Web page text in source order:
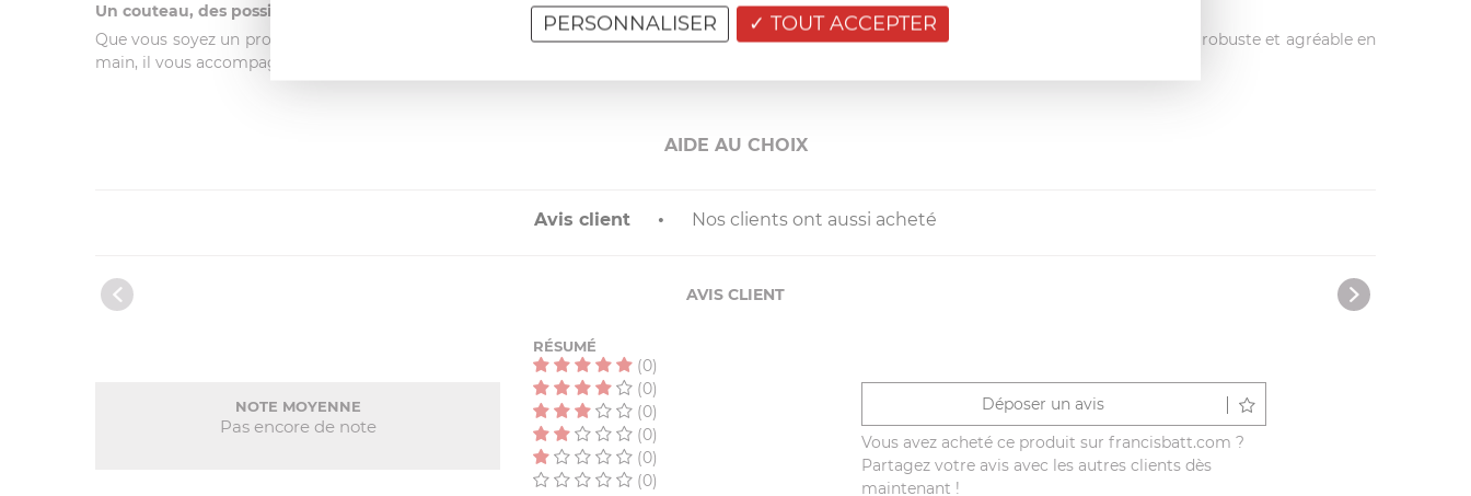
Un couteau, des possibilités infinies
Que vous soyez un professionnel aguerri ou un amateur éclairé, ce couteau deviendra rapidement votre compagnon de chaque instant. Précis, robuste et agréable en
main, il vous accompagnera dans toutes vos préparations, du quotidien aux grandes occasions.
AIDE AU CHOIX
Avis client Nos clients ont aussi acheté
AVIS CLIENT
NOTE MOYENNE
Pas encore de note
RÉSUMÉ
(0)
(0)
(0)
(0)
(0)
(0)
Déposer un avis
Vous avez acheté ce produit sur francisbatt.com ?
Partagez votre avis avec les autres clients dès
maintenant !
TOUT ACCEPTER
PERSONNALISER